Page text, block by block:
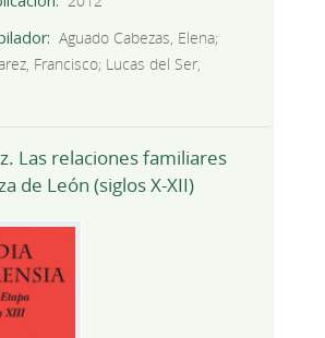
Aguado Cabezas, Elena;
Francisco; Lucas del Ser,
Las relaciones familiares
de León (siglos X-XII)